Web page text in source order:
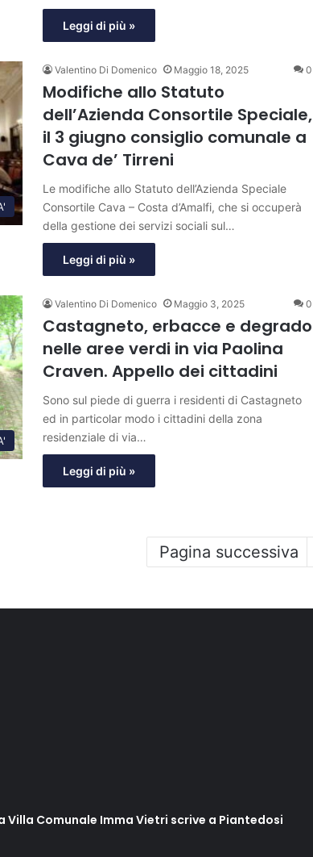
Leggi di più »
Valentino Di Domenico Maggio 18, 2025 0
Modifiche allo Statuto
dell’Azienda Consortile Speciale,
il 3 giugno consiglio comunale a
Cava de’ Tirreni
Le modifiche allo Statuto dell’Azienda Speciale
Consortile Cava – Costa d’Amalfi, che si occuperà
della gestione dei servizi sociali sul…
Leggi di più »
Valentino Di Domenico Maggio 3, 2025 0
Castagneto, erbacce e degrado
nelle aree verdi in via Paolina
Craven. Appello dei cittadini
Sono sul piede di guerra i residenti di Castagneto
ed in particolar modo i cittadini della zona
residenziale di via…
Leggi di più »
Pagina successiva
Villa Comunale Imma Vietri scrive a Piantedosi